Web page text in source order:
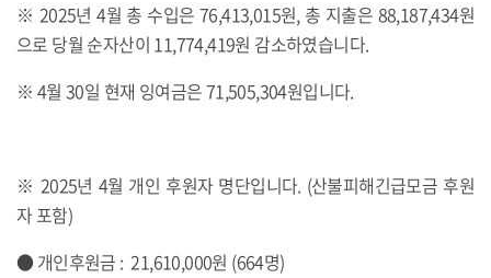
※ 2025년 4월 총 수입은 76,413,015원, 총 지출은 88,187,434원
으로 당월 순자산이 11,774,419원 감소하였습니다.
※ 4월 30일 현재 잉여금은 71,505,304원입니다.
※ 2025년 4월 개인 후원자 명단입니다. (산불피해긴급모금 후원
자 포함)
● 개인후원금 : 21,610,000원 (664명)